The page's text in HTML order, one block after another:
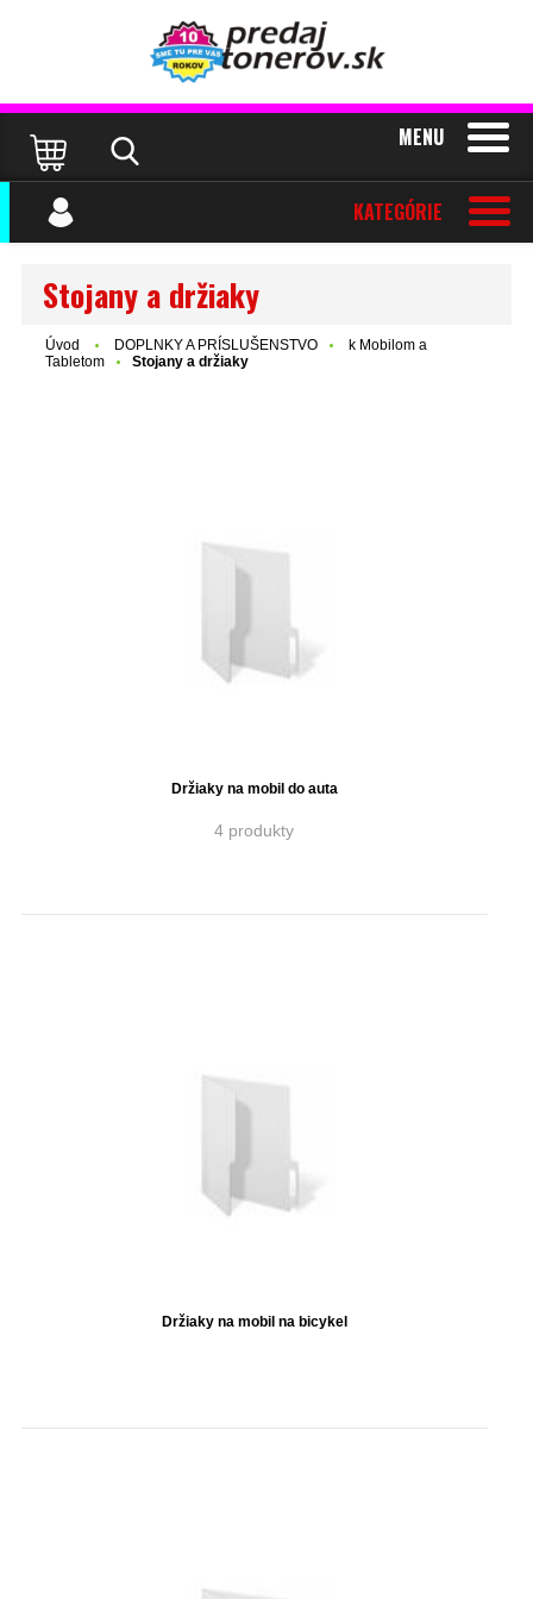
MENU
KATEGÓRIE
Stojany a držiaky
Úvod DOPLNKY A PRÍSLUŠENSTVO
k Mobilom a
Tabletom
Stojany a držiaky
Držiaky na mobil do auta
4 produkty
Držiaky na mobil na bicykel